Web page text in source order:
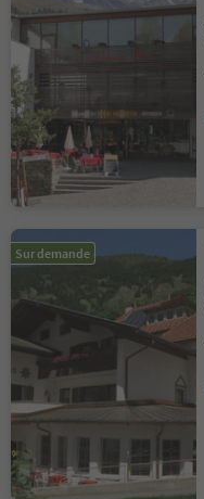
Sur demande